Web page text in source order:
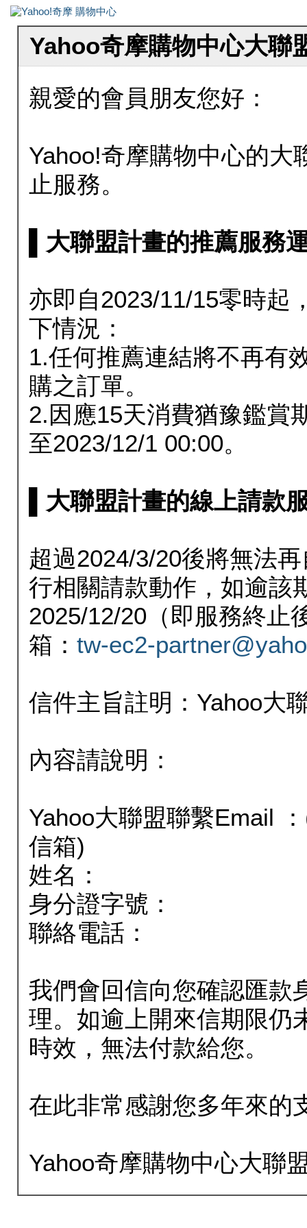
Yahoo奇摩購物中心大聯
親愛的會員朋友您好：
Yahoo!奇摩購物中心的大
止服務。
▌大聯盟計畫的推薦服務
亦即自2023/11/15零時起
下情況：
1.任何推薦連結將不再有
購之訂單。
2.因應15天消費猶豫鑑賞
至2023/12/1 00:00。
▌大聯盟計畫的線上請款
超過2024/3/20後將無法
行相關請款動作，如逾該
2025/12/20（即服務終止
箱： tw-ec2-
信件主旨註明：Yahoo大
內容請說明：
Yahoo大聯盟聯繫Email
信箱)
姓名：
身分證字號：
聯絡電話：
我們會回信向您確認匯款
理。如逾上開來信期限仍
時效，無法付款給您。
在此非常感謝您多年來的
Yahoo奇摩購物中心大